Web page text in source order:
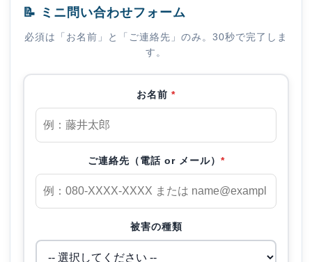
📝 ミニ問い合わせフォーム
必須は「お名前」と「ご連絡先」のみ。30秒で完了しま
す。
お名前 *
ご連絡先（電話 or メール） *
被害の種類